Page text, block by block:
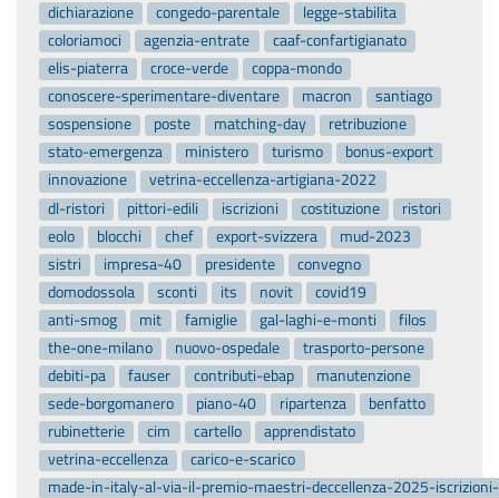
dichiarazione
congedo-parentale
legge-stabilita
coloriamoci
agenzia-entrate
caaf-confartigianato
elis-piaterra
croce-verde
coppa-mondo
conoscere-sperimentare-diventare
macron
santiago
sospensione
poste matching-day
retribuzione
stato-emergenza
ministero turismo
bonus-export
innovazione
vetrina-eccellenza-artigiana-2022
dl-ristori
pittori-edili iscrizioni costituzione
ristori
eolo
blocchi chef export-svizzera
mud-2023
sistri
impresa-40 presidente
convegno
domodossola
sconti its novit
covid19
anti-smog
mit famiglie gal-laghi-e-monti
filos
the-one-milano
nuovo-ospedale
trasporto-persone
debiti-pa
fauser contributi-ebap
manutenzione
sede-borgomanero
piano-40 ripartenza
benfatto
rubinetterie
cim cartello
apprendistato
vetrina-eccellenza
carico-e-scarico
made-in-italy-al-via-il-premio-maestri-deccellenza-2025-